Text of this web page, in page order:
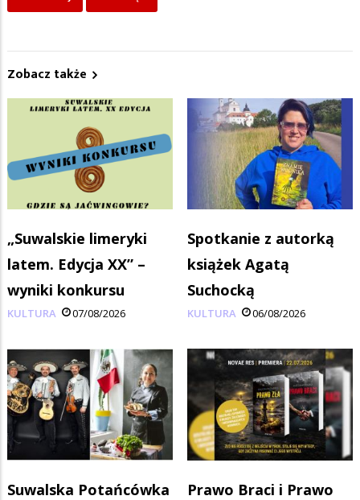
Zobacz także
„Suwalskie limeryki
latem. Edycja XX” –
wyniki konkursu
KULTURA 07/08/2026
Spotkanie z autorką
książek Agatą
Suchocką
KULTURA 06/08/2026
Suwalska Potańcówka
Prawo Braci i Prawo